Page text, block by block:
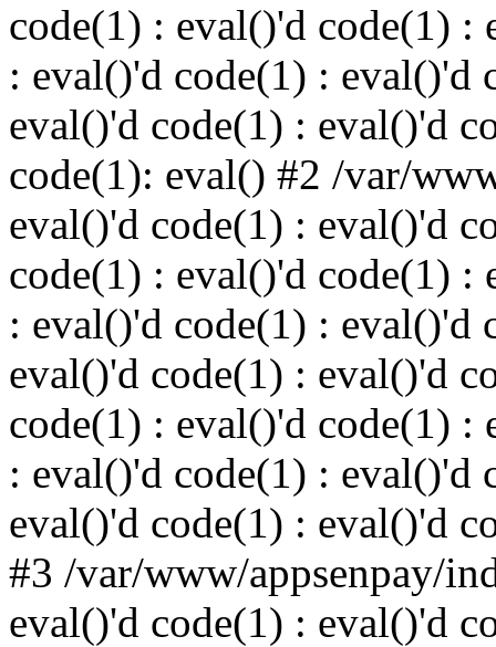
code(1) : eval()'d code(1) :
: eval()'d code(1) : eval()'d
eval()'d code(1) : eval()'d
code(1): eval() #2 /var/
eval()'d code(1) : eval()'d
code(1) : eval()'d code(1) :
: eval()'d code(1) : eval()'d
eval()'d code(1) : eval()'d
code(1) : eval()'d code(1) :
: eval()'d code(1) : eval()'d
eval()'d code(1) : eval()'d
#3 /var/www/appsenpay/
eval()'d code(1) : eval()'d